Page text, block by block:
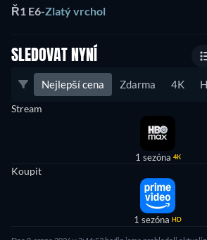
Ř1 E6-Zlatý vrchol
SLEDOVAT NYNÍ
Nejlepší cena Zdarma 4K
Stream
1 sezóna 4K
Koupit
1 sezóna HD